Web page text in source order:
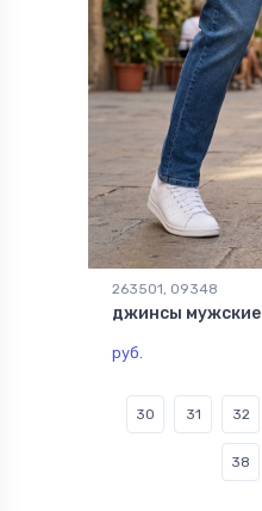
263501, 09348
джинсы мужские
руб.
30 31 32
38